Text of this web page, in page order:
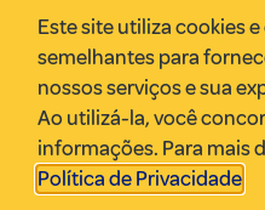
VR Assessoria
Parcerias
Envie uma pauta
Anuncie
Este site utiliza cookies
semelhantes para
nossos serviços e sua
Ao utilizá-la, você
informações. Para mais
Política de Privacidade.